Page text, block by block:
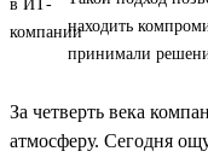
находить
принимали
За четверть века
атмосферу. Сегодня